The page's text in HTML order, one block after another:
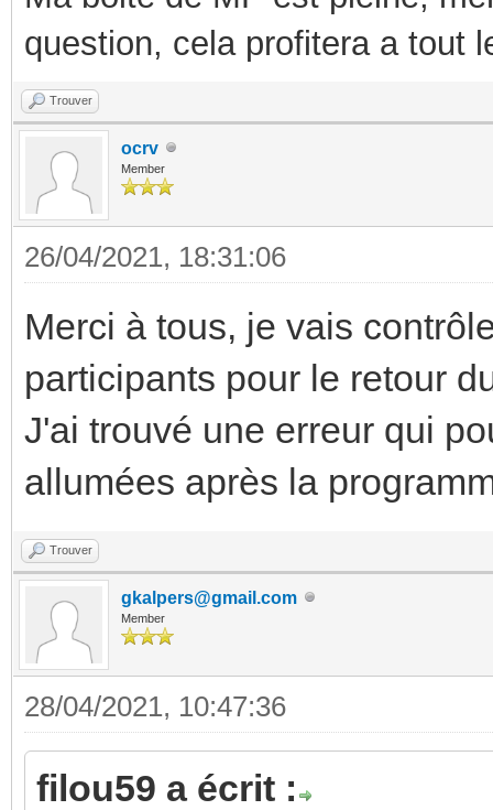
question, cela profitera a tout
Trouver
ocrv
Member
26/04/2021, 18:31:06
Merci à tous, je vais
participants pour le retour
J'ai trouvé une erreur qui
allumées après la
Trouver
gkalpers@gmail.com
Member
28/04/2021, 10:47:36
filou59 a écrit :